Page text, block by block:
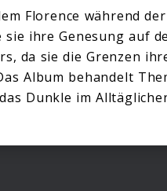
Florence während
ihre Genesung auf
da sie die Grenzen
Album behandelt
Dunkle im